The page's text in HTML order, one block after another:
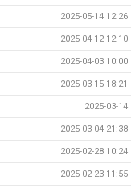
2025-05-14 12:26
2025-04-12 12:10
2025-04-03 10:00
2025-03-15 18:21
2025-03-14
2025-03-04 21:38
2025-02-28 10:24
2025-02-23 11:55